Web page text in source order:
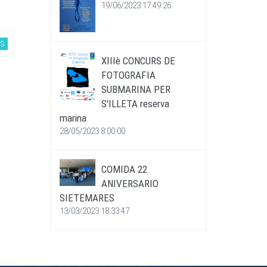
19/06/2023 17:49:26
XIIIè CONCURS DE
FOTOGRAFIA
SUBMARINA PER
S'ILLETA reserva
marina
28/05/2023 8:00:00
COMIDA 22
ANIVERSARIO
SIETEMARES
13/03/2023 18:33:47